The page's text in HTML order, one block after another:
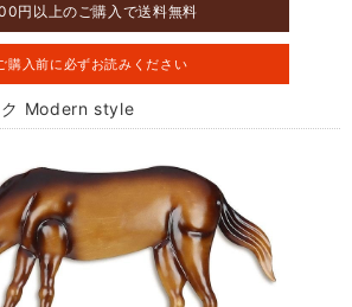
円以上のご購入で送料無料
購入前に必ずお読みください
ク Modern style